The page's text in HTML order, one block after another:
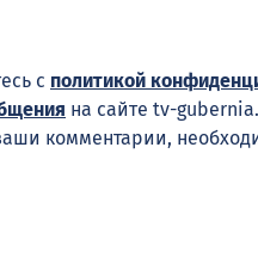
с политикой
на сайте tv-
комментарии,